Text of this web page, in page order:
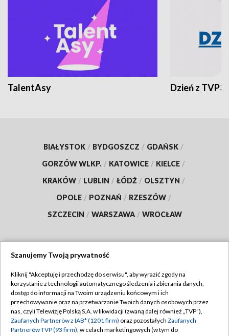
TalentAsy Dzień z TVP3
BIAŁYSTOK / BYDGOSZCZ / GDAŃSK /
GORZÓW WLKP. / KATOWICE / KIELCE /
KRAKÓW / LUBLIN / ŁÓDŹ / OLSZTYN /
OPOLE / POZNAŃ / RZESZÓW /
SZCZECIN / WARSZAWA / WROCŁAW
TVP
Abonament TVP
Emisja w TVP
Regulamin TVP
Polityka prywatności
Szanujemy Twoją prywatność
Kliknij "Akceptuję i przechodzę do serwisu", aby wyrazić zgody na
korzystanie z technologii automatycznego śledzenia i zbierania danych,
dostęp do informacji na Twoim urządzeniu końcowym i ich
przechowywanie oraz na przetwarzanie Twoich danych osobowych przez
nas, czyli Telewizję Polską S.A. w likwidacji (zwaną dalej również „TVP”),
Zaufanych Partnerów z IAB* (1201 firm) oraz pozostałych Zaufanych
Partnerów TVP (93 firm), w celach marketingowych (w tym do